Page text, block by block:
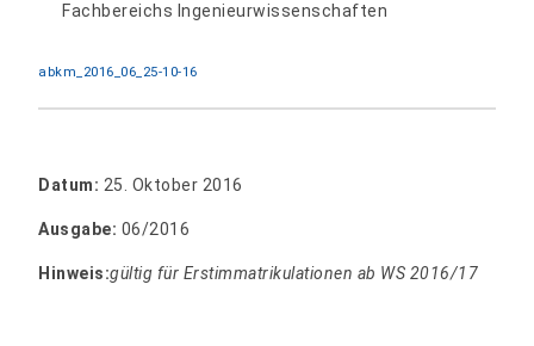
Fachbereichs Ingenieurwissenschaften
abkm_2016_06_25-10-16
Datum: 25. Oktober 2016
Ausgabe: 06/2016
Hinweis:gültig für Erstimmatrikulationen ab WS 2016/17